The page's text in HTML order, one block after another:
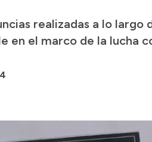
realizadas a lo
en el marco de la lucha